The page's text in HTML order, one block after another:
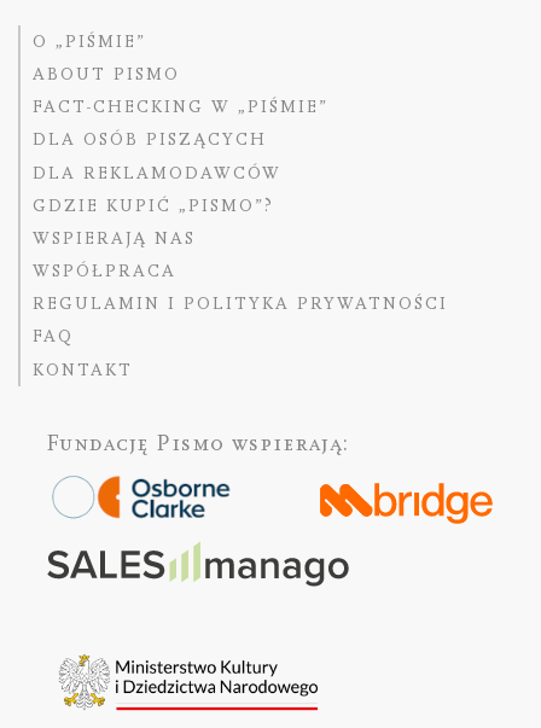
O „PIŚMIE”
ABOUT PISMO
FACT-CHECKING W „PIŚMIE”
DLA OSÓB PISZĄCYCH
DLA REKLAMODAWCÓW
GDZIE KUPIĆ „PISMO”?
WSPIERAJĄ NAS
WSPÓŁPRACA
REGULAMIN I POLITYKA PRYWATNOŚCI
FAQ
KONTAKT
Fundację Pismo wspierają: